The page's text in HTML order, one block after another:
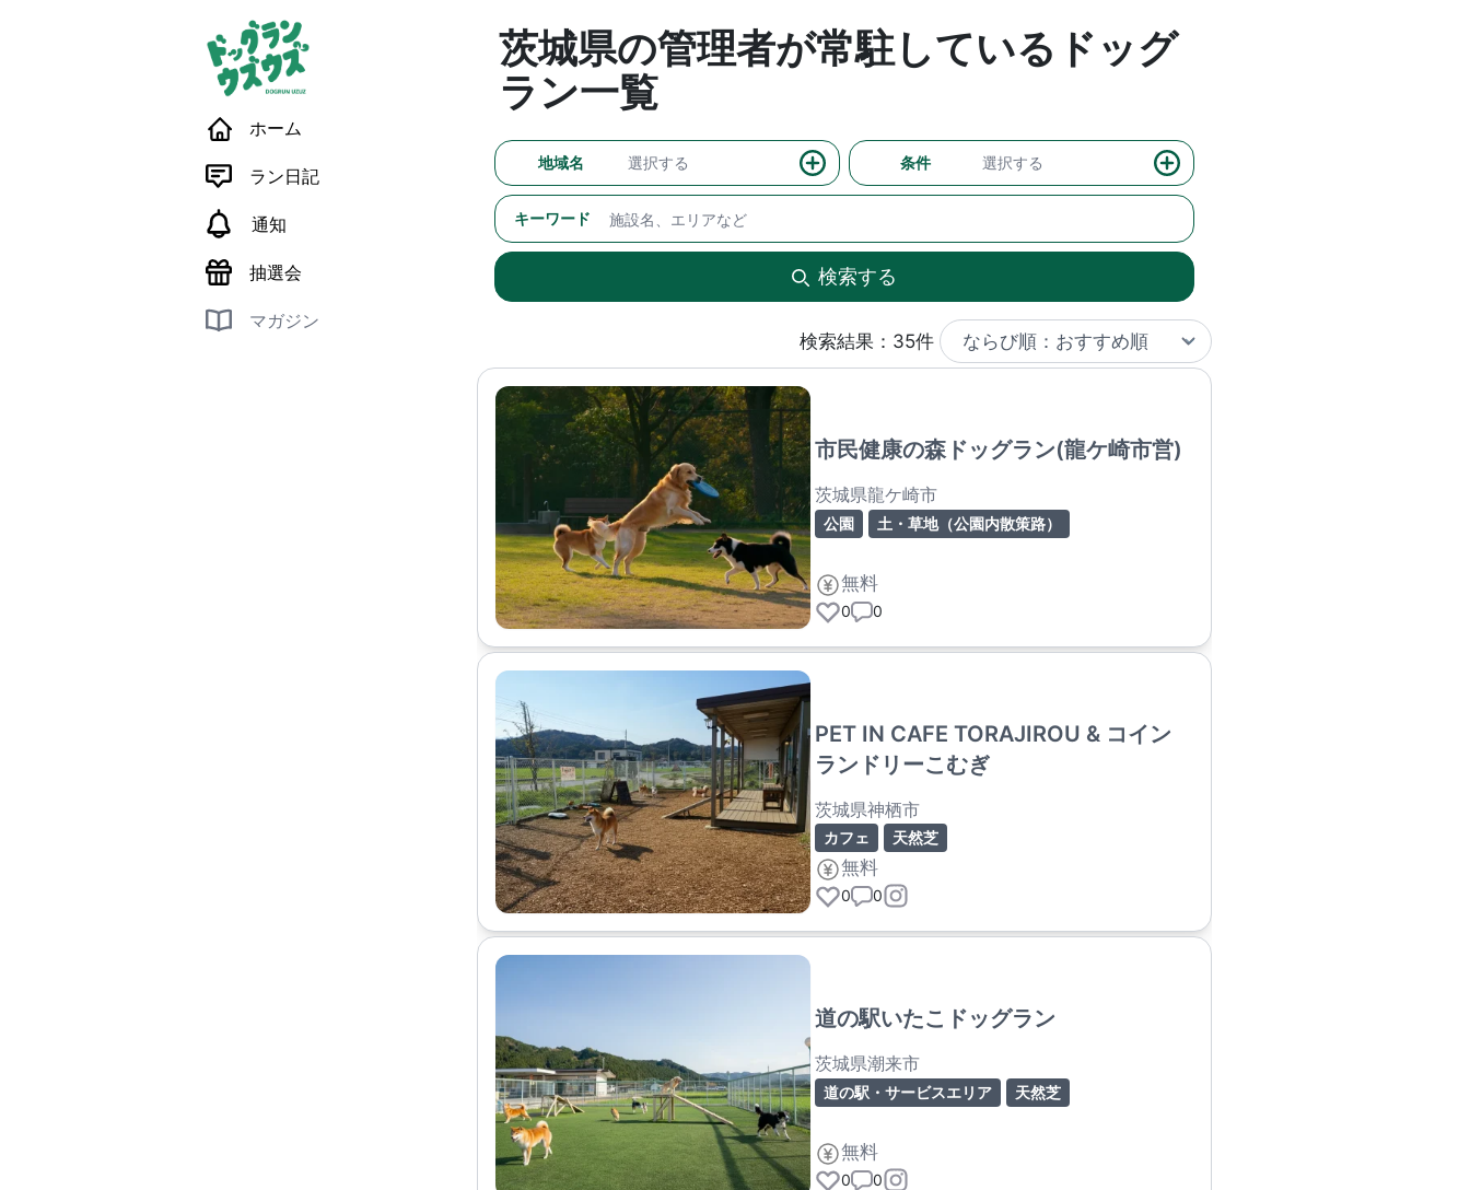
ホーム
ラン日記
通知
抽選会
マガジン
茨城県の管理者が常駐しているドッグ
ラン一覧
地域名 選択する 条件 選択する
キーワード
検索する
検索結果：35件
市民健康の森ドッグラン(龍ケ崎市営)
茨城県龍ケ崎市
公園 土・草地（公園内散策路）
無料
0 0
PET IN CAFE TORAJIROU & コイン
ランドリーこむぎ
茨城県神栖市
カフェ 天然芝
無料
0 0
道の駅いたこドッグラン
茨城県潮来市
道の駅・サービスエリア 天然芝
無料
0 0